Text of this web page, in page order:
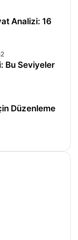
Analizi: 16
Bu Seviyeler
Düzenleme